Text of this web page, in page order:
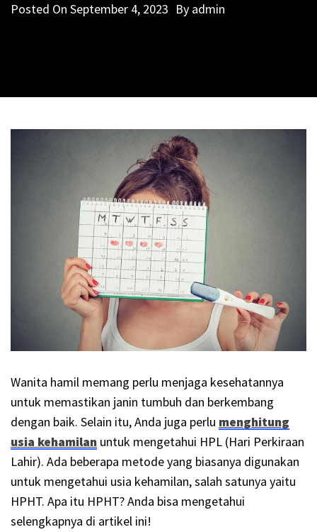
Posted On September 4, 2023 By admin
Wanita hamil memang perlu menjaga kesehatannya
untuk memastikan janin tumbuh dan berkembang
dengan baik. Selain itu, Anda juga perlu menghitung
usia kehamilan untuk mengetahui HPL (Hari Perkiraan
Lahir). Ada beberapa metode yang biasanya digunakan
untuk mengetahui usia kehamilan, salah satunya yaitu
HPHT. Apa itu HPHT? Anda bisa mengetahui
selengkapnya di artikel ini!